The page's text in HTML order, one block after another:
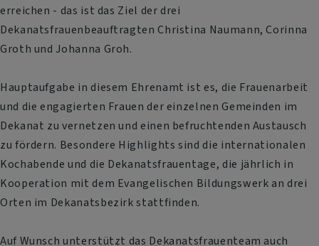
erreichen - das ist das Ziel der drei
Dekanatsfrauenbeauftragten Christina Naumann, Corinna
Groth und Johanna Groh.
Hauptaufgabe in diesem Ehrenamt ist es, die Frauenarbeit
und die engagierten Frauen der einzelnen Gemeinden im
Dekanat zu vernetzen und einen befruchtenden Austausch
zu fördern. Besondere Highlights sind die internationalen
Kochabende und die Dekanatsfrauentage, die jährlich in
Kooperation mit dem Evangelischen Bildungswerk an drei
Orten im Dekanatsbezirk stattfinden.
Auf Wunsch unterstützt das Dekanatsfrauenteam auch